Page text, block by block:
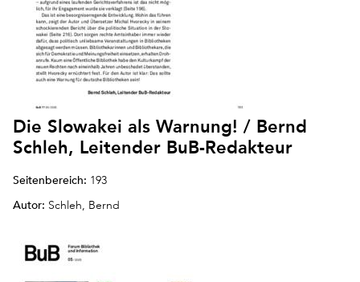
Die Slowakei als Warnung! / Bernd
Schleh, Leitender BuB-Redakteur
Seitenbereich: 193
Autor: Schleh, Bernd